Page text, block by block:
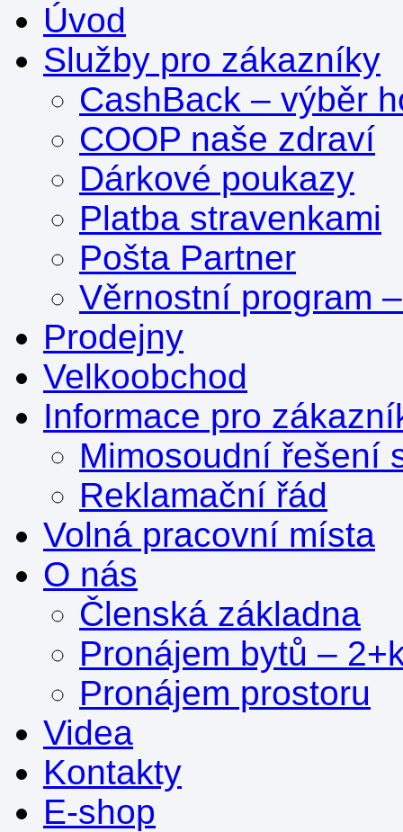
Úvod
Služby pro zákazníky
CashBack – výběr
COOP naše zdraví
Dárkové poukazy
Platba stravenkami
Pošta Partner
Věrnostní program
Prodejny
Velkoobchod
Informace pro
Mimosoudní řešení
Reklamační řád
Volná pracovní místa
O nás
Členská základna
Pronájem bytů –
Pronájem prostoru
Videa
Kontakty
E-shop